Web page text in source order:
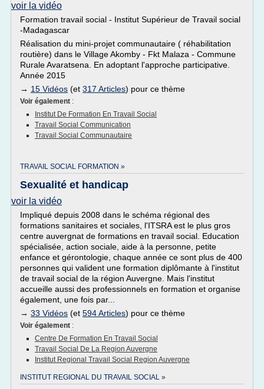
voir la vidéo
Formation travail social - Institut Supérieur de Travail social
-Madagascar
Réalisation du mini-projet communautaire ( réhabilitation
routière) dans le Village Akomby - Fkt Malaza - Commune
Rurale Avaratsena. En adoptant l'approche participative.
Année 2015
→ 15 Vidéos (et 317 Articles) pour ce thème
Voir également :
Institut De Formation En Travail Social
Travail Social Communication
Travail Social Communautaire
TRAVAIL SOCIAL FORMATION »
Sexualité et handicap
voir la vidéo
Impliqué depuis 2008 dans le schéma régional des
formations sanitaires et sociales, l'ITSRA est le plus gros
centre auvergnat de formations en travail social. Education
spécialisée, action sociale, aide à la personne, petite
enfance et gérontologie, chaque année ce sont plus de 400
personnes qui valident une formation diplômante à l'institut
de travail social de la région Auvergne. Mais l'institut
accueille aussi des professionnels en formation et organise
également, une fois par...
→ 33 Vidéos (et 594 Articles) pour ce thème
Voir également :
Centre De Formation En Travail Social
Travail Social De La Region Auvergne
Institut Regional Travail Social Region Auvergne
INSTITUT REGIONAL DU TRAVAIL SOCIAL »